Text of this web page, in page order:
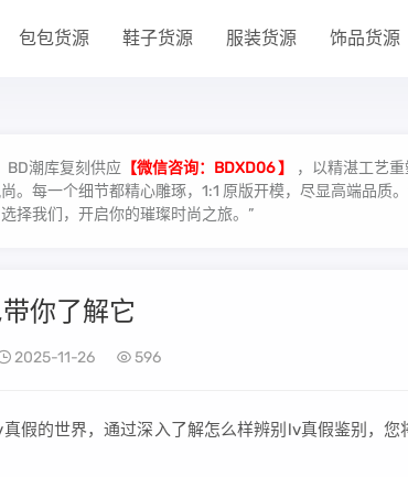
包包货源 鞋子货源 服装货源 饰品货源
BD潮库复刻供应 【微信咨询：BDXD06 】
，以精湛工艺
。每一个细节都精心雕琢，1:1 原版开模，尽显高端品质
择我们，开启你的璀璨时尚之旅。”
你了解它
2025-11-26 596
假的世界，通过深入了解怎么样辨别lv真假鉴别，